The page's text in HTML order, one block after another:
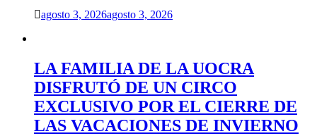
agosto 3, 2026agosto 3, 2026
LA FAMILIA DE LA UOCRA
DISFRUTÓ DE UN CIRCO
EXCLUSIVO POR EL CIERRE DE
LAS VACACIONES DE INVIERNO